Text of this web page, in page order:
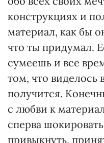
конструкциях и
материал, как бы
что ты придумал.
сумеешь и все
том, что виделось
получится.
с любви к
сперва
привыкнуть,